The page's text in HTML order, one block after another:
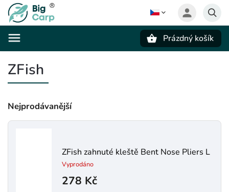
Prázdný košík
ZFish
Nejprodávanější
ZFish zahnuté kleště Bent Nose Pliers L
Vyprodáno
278 Kč